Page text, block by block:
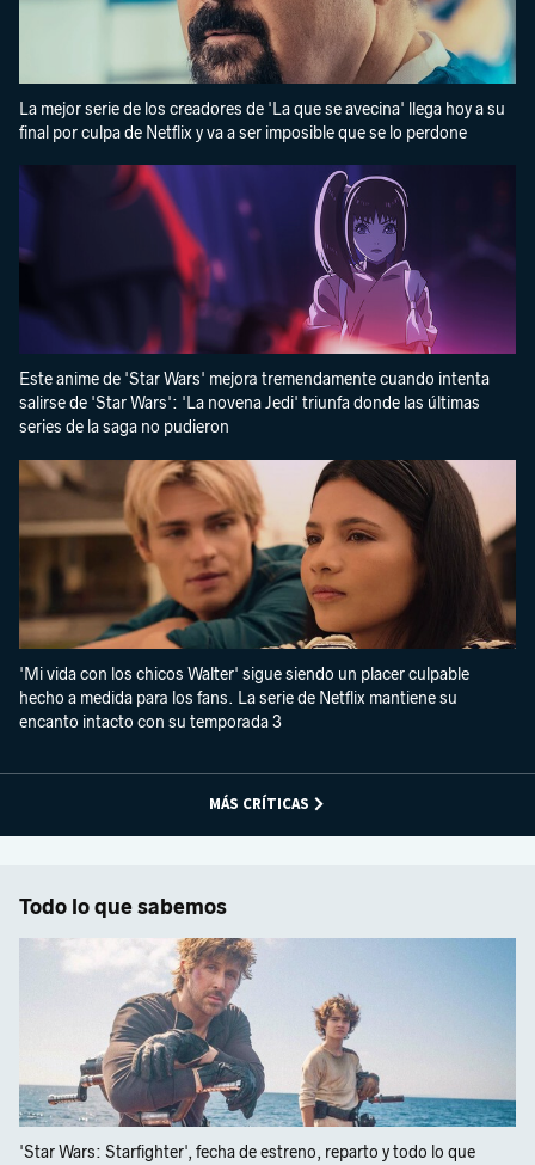
La mejor serie de los creadores de 'La que se avecina' llega hoy a su
final por culpa de Netflix y va a ser imposible que se lo perdone
Este anime de 'Star Wars' mejora tremendamente cuando intenta
salirse de 'Star Wars': 'La novena Jedi' triunfa donde las últimas
series de la saga no pudieron
'Mi vida con los chicos Walter' sigue siendo un placer culpable
hecho a medida para los fans. La serie de Netflix mantiene su
encanto intacto con su temporada 3
MÁS CRÍTICAS
Todo lo que sabemos
'Star Wars: Starfighter', fecha de estreno, reparto y todo lo que